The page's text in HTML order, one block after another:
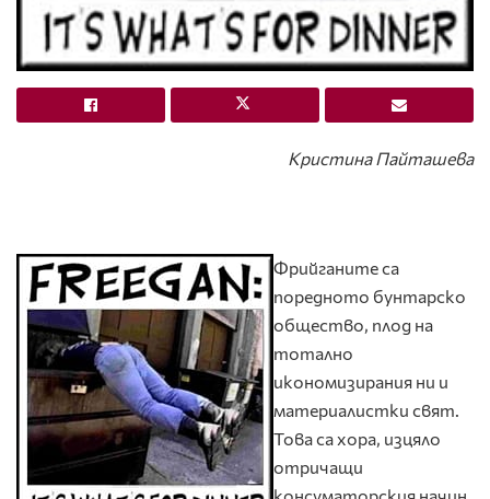
Кристина Пайташева
Фрийганите са
поредното бунтарско
общество, плод на
тотално
икономизирания ни и
материалистки свят.
Това са хора, изцяло
отричащи